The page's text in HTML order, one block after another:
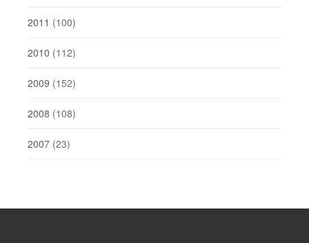
2011 (100)
2010 (112)
2009 (152)
2008 (108)
2007 (23)